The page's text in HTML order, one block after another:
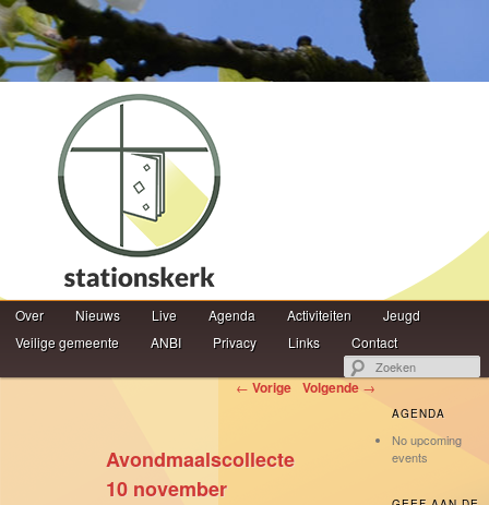
Hoofdmenu
Spring naar de primaire inhoud
Spring naar de secundaire inhoud
Over Nieuws Live Agenda Activiteiten
Jeugd
Veilige gemeente
ANBI Privacy Links Contact
Berichtnavigatie ← Vorige Volgende →
Avondmaalscollecte
10 november
AGENDA
No upcoming
events